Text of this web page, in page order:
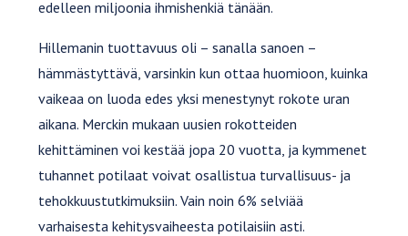
edelleen miljoonia ihmishenkiä tänään.
Hillemanin tuottavuus oli – sanalla sanoen –
hämmästyttävä, varsinkin kun ottaa huomioon, kuinka
vaikeaa on luoda edes yksi menestynyt rokote uran
aikana. Merckin mukaan uusien rokotteiden
kehittäminen voi kestää jopa 20 vuotta, ja kymmenet
tuhannet potilaat voivat osallistua turvallisuus- ja
tehokkuustutkimuksiin. Vain noin 6% selviää
varhaisesta kehitysvaiheesta potilaisiin asti.